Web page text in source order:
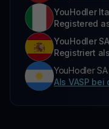
YouHodler
Registered
YouHodler SA
Registriert
YouHodler
Als VASP